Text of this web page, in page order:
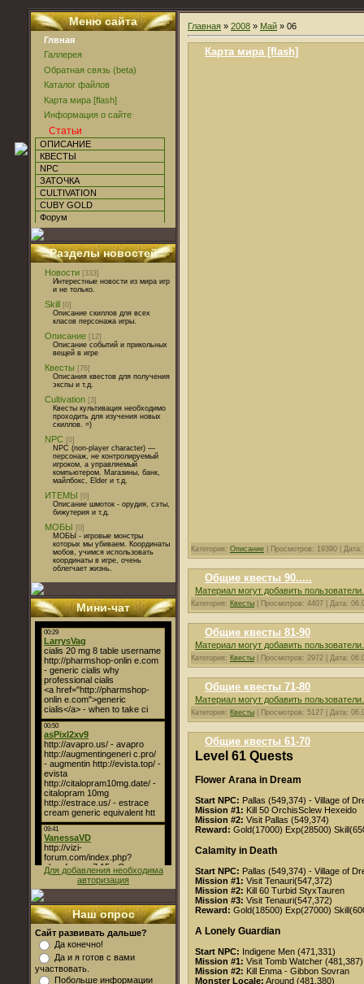
Меню сайта
Глвная
Галлерея
Обратная связь (beta)
Каталог файлов
Карта мира [flash]
Информация о сайте
Статьи
ОПИСАНИЕ
КВЕСТЫ
NPC
ЗАТОЧКА
CULTIVATION
CUBY GOLD
Форум
Разделы новостей
Новости [333]
Интерестные новости из мира игр
и не только.
Skill [0]
Описание скиллов для всех
класов персонажа игры.
Описание
[12]
Описание событий и прикольных
вещей в игре
Квесты
[76]
Описания квестов для получения
экспы и т.д.
Cultivation [3]
Квесты культивация необходимо
проходить для изучения новых
скиллов. =)
NPC [0]
NPC (non-player character) —
персонаж, не контролируемый
игроком, а управляемый
компьютером. Магазины, банк,
майлбокс, Elder и т.д.
ИТЕМЫ
[0]
Описание шмоток - орудия, сэты,
бижутерия и т.д.
МОБЫ
[0]
МОБЫ - игровые монстры
которых мы убиваем. Координаты
мобов, учимся использовать
координаты в игре, очень
облегчает жизнь.
Мини-чат
Для добавления необходима
авторизация
Наш опрос
Сайт развивать дальше?
Да конечно!
Да и я готов с вами
участвовать.
Побольше информации
Главная » 2008 » Май » 06
Карта мира [flash]
Категория: Описание | Просмотров: 19390 | Дата:
Общие квесты 90.....
Материал могут добавить пользователи.
Категория: Квесты | Просмотров: 4407 | Дата:
Общие квесты 81-90
Материал могут добавить пользователи.
Категория: Квесты | Просмотров: 2972 | Дата:
Общие квесты 71-80
Материал могут добавить пользователи.
Категория: Квесты | Просмотров: 5127 | Дата:
Общие квесты 61-70
Level 61 Quests
Flower Arana in Dream
Start NPC: Pallas (549,374) - Village of
Mission #1: Kill 50 OrchisSclew Hexeido
Mission #2: Visit Pallas (549,374)
Reward: Gold(17000) Exp(28500)
Calamity in Death
Start NPC: Pallas (549,374) - Village of
Mission #1: Visit Tenauri(547,372)
Mission #2: Kill 60 Turbid StyxTauren
Mission #3: Visit Tenauri(547,372)
Reward: Gold(18500) Exp(27000)
A Lonely Guardian
Start NPC: Indigene Men (471,331)
Mission #1: Visit Tomb Watcher (481,387)
Mission #2: Kill Enma - Gibbon Sovran
Monster Locale: Around (481,380)